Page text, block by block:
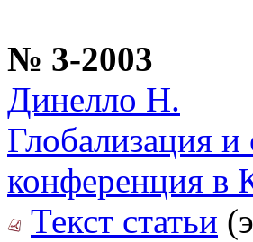
№ 3-2003
Динелло Н.
Глобализация
конференция в
Текст статьи